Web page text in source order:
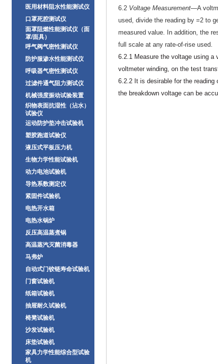
医用材料阻水性能测试仪
口罩死腔测试仪
面罩阻燃性能测试仪（面
罩/面具）
呼气阀气密性测试仪
防护服渗水性能测试仪
呼吸器气密性测试仪
过滤件通气阻力测试仪
机械强度振动试验装置
织物表面抗湿性（沾水）
试验仪
运动防护垫冲击试验机
塑胶跑道试验仪
液压式平板压力机
生物力学性能试验机
动力电池试验机
导热系数测定仪
紧固件试验机
电热开水箱
电热水锅炉
反压高温蒸煮锅
高温蒸汽灭菌消毒器
马弗炉
自动式门铰链寿命试验机
门窗试验机
纸箱试验机
抽屉耐久试验机
椅凳试验机
沙发试验机
床垫试验机
家具力学性能综合型试验
机
6.2 Voltage Measurement—A
used, divide the reading by =2 to
measured value. In addition, the
full scale at any rate-of-rise used.
6.2.1 Measure the voltage using a
voltmeter winding, on the test
6.2.2 It is desirable for the reading
the breakdown voltage can be